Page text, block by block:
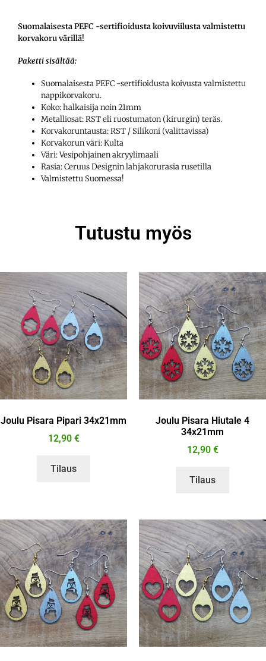
Suomalaisesta PEFC -sertifioidusta koivuviilusta valmistettu
korvakoru värillä!
Paketti sisältää:
Suomalaisesta PEFC -sertifioidusta koivusta valmistettu
nappikorvakoru.
Koko: halkaisija noin 21mm
Metalliosat: RST eli ruostumaton (kirurgin) teräs.
Korvakoruntausta: RST / Silikoni (valittavissa)
Korvakorun väri: Kulta
Väri: Vesipohjainen akryylimaali
Rasia: Ceruus Designin lahjakorurasia rusetilla
Valmistettu Suomessa!
Tutustu myös
Joulu Pisara Pipari 34x21mm
12,90 €
Tilaus
Joulu Pisara Hiutale 4
34x21mm
12,90 €
Tilaus